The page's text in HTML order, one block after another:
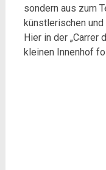
sondern aus zum
künstlerischen
Hier in der „Carrer
kleinen Innenhof